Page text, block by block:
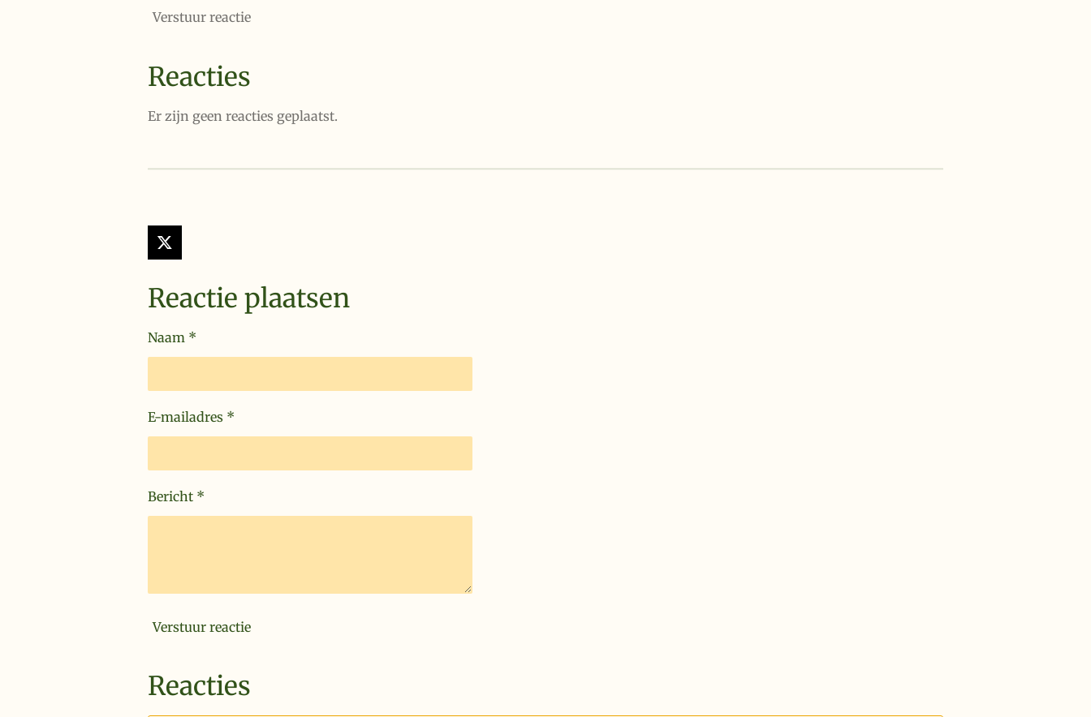
Verstuur reactie
Reacties
Er zijn geen reacties geplaatst.
X
Reactie plaatsen
Naam *
E-mailadres *
Bericht *
Verstuur reactie
Reacties